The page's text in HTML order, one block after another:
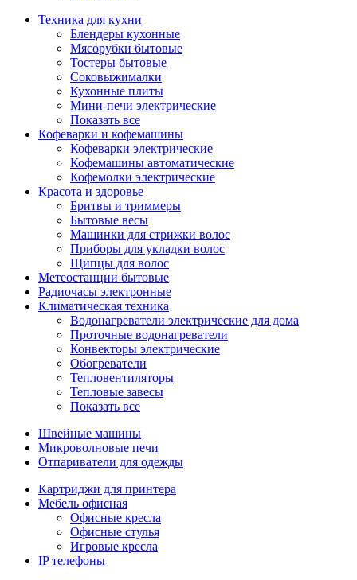
Техника для кухни
Блендеры кухонные
Мясорубки бытовые
Тостеры бытовые
Соковыжималки
Кухонные плиты
Мини-печи электрические
Показать все
Кофеварки и кофемашины
Кофеварки электрические
Кофемашины автоматические
Кофемолки электрические
Красота и здоровье
Бритвы и триммеры
Бытовые весы
Машинки для стрижки волос
Приборы для укладки волос
Щипцы для волос
Метеостанции бытовые
Радиочасы электронные
Климатическая техника
Водонагреватели электрические для дома
Проточные водонагреватели
Конвекторы электрические
Обогреватели
Тепловентиляторы
Тепловые завесы
Показать все
Швейные машины
Микроволновые печи
Отпариватели для одежды
Картриджи для принтера
Мебель офисная
Офисные кресла
Офисные стулья
Игровые кресла
IP телефоны